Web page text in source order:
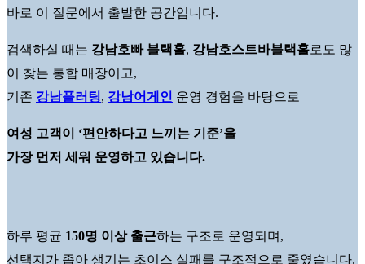
바로 이 질문에서 출발한 공간입니다.
검색하실 때는 강남호빠 블랙홀, 강남호스트바블랙홀로도 많
이 찾는 통합 매장이고,
기존 강남플러팅, 강남어게인 운영 경험을 바탕으로
여성 고객이 ‘편안하다고 느끼는 기준’을
가장 먼저 세워 운영하고 있습니다.
하루 평균 150명 이상 출근하는 구조로 운영되며,
선택지가 좁아 생기는 초이스 실패를 구조적으로 줄였습니다.